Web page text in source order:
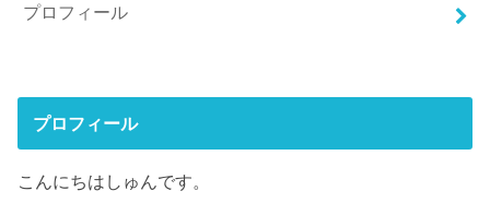
プロフィール
プロフィール
こんにちはしゅんです。